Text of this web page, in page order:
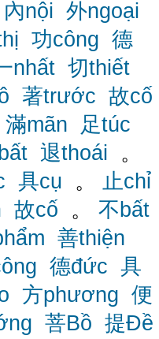
內nội 外ngoại
功công 德
nhất 切thiết
著trước 故cố
滿mãn
足túc
退thoái 。
具cụ 。 止chỉ
故cố 。 不bất
善thiện
德đức 具
方phương 便
菩Bồ 提Đề